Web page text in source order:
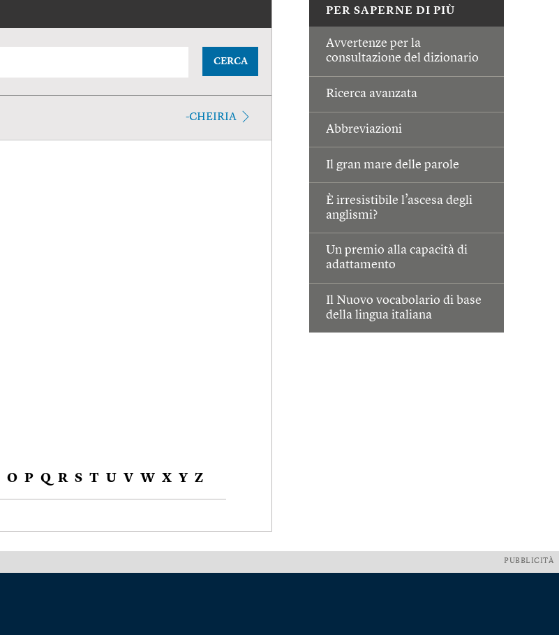
PER SAPERNE DI PIÙ
Avvertenze per la
consultazione del dizionario
Ricerca avanzata
Abbreviazioni
Il gran mare delle parole
È irresistibile l’ascesa degli
anglismi?
Un premio alla capacità di
adattamento
Il Nuovo vocabolario di base
della lingua italiana
CERCA
-CHEIRIA
O P Q R S T U V W X Y Z
PUBBLICITÀ